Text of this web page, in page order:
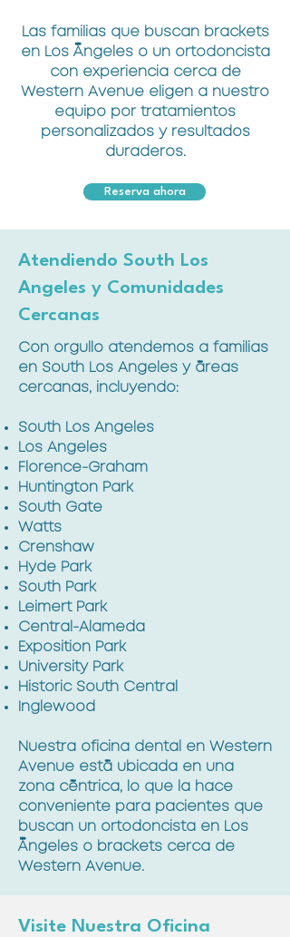
Las familias que buscan brackets
en Los Ángeles o un ortodoncista
con experiencia cerca de
Western Avenue eligen a nuestro
equipo por tratamientos
personalizados y resultados
duraderos.
Reserva ahora
Atendiendo South Los
Angeles y Comunidades
Cercanas
Con orgullo atendemos a familias
en South Los Angeles y áreas
cercanas, incluyendo:
South Los Angeles
Los Angeles
Florence-Graham
Huntington Park
South Gate
Watts
Crenshaw
Hyde Park
South Park
Leimert Park
Central-Alameda
Exposition Park
University Park
Historic South Central
Inglewood
Nuestra oficina dental en Western
Avenue está ubicada en una
zona céntrica, lo que la hace
conveniente para pacientes que
buscan un ortodoncista en Los
Ángeles o brackets cerca de
Western Avenue.
Visite Nuestra Oficina